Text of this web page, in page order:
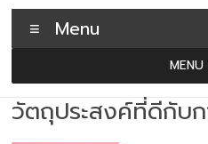
Menu
MENU
วัตถุประสงค์ที่ดีกับ